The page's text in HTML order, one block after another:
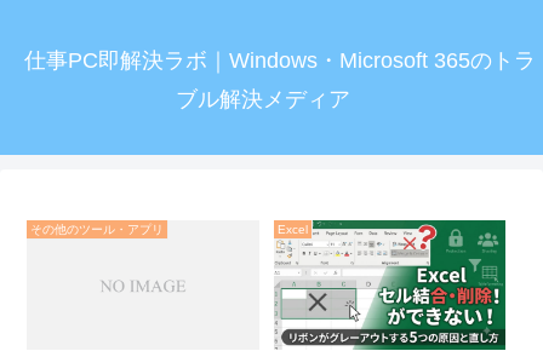
仕事PC即解決ラボ｜Windows・Microsoft 365のトラ
ブル解決メディア
その他のツール・アプリ Excel